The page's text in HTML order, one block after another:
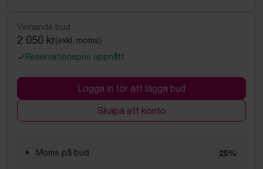
Vinnande bud
2 050 kr(exkl. moms)
Reservationspris uppnått
Logga in för att lägga bud
Skapa ett konto
Moms på bud 25%